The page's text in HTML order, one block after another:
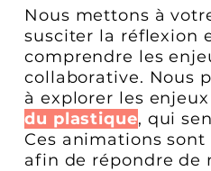
Nous mettons à
susciter la réflexion
comprendre les
collaborative. Nous
à explorer les
du plastique, qui
Ces animations
afin de répondre de